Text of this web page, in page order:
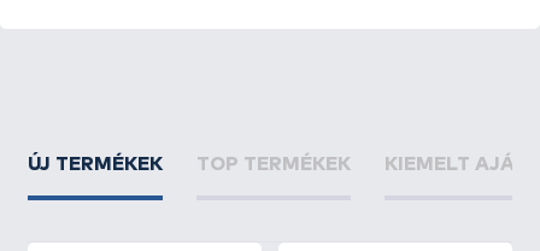
ÚJ TERMÉKEK TOP TERMÉKEK KIEMELT